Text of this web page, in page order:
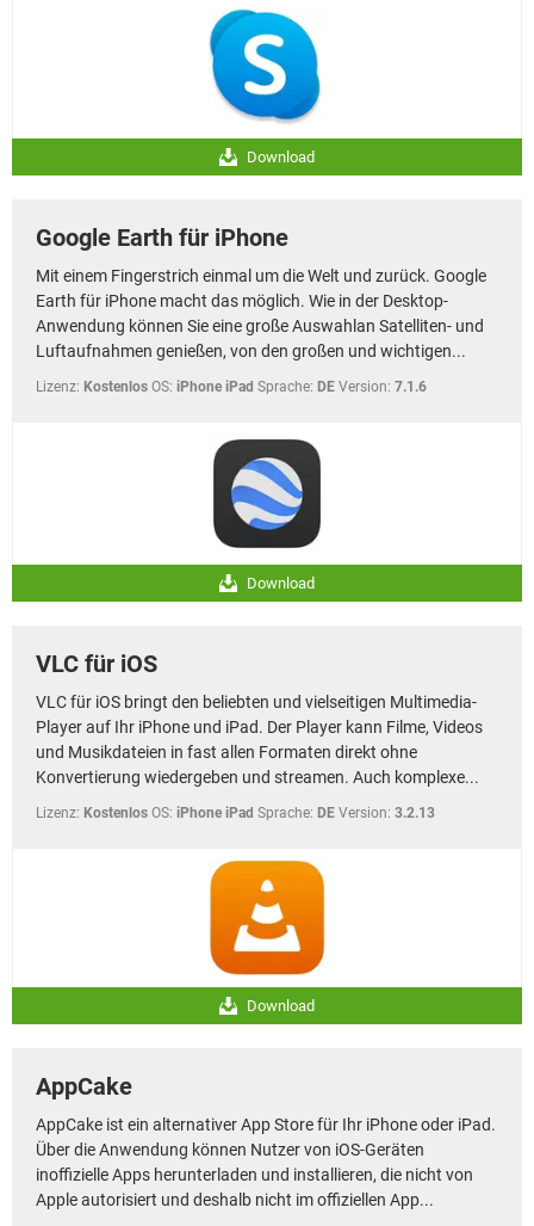
Download
Google Earth für iPhone
Mit einem Fingerstrich einmal um die Welt und zurück. Google
Earth für iPhone macht das möglich. Wie in der Desktop-
Anwendung können Sie eine große Auswahlan Satelliten- und
Luftaufnahmen genießen, von den großen und wichtigen...
Lizenz: Kostenlos OS: iPhone iPad Sprache: DE Version: 7.1.6
Download
VLC für iOS
VLC für iOS bringt den beliebten und vielseitigen Multimedia-
Player auf Ihr iPhone und iPad. Der Player kann Filme, Videos
und Musikdateien in fast allen Formaten direkt ohne
Konvertierung wiedergeben und streamen. Auch komplexe...
Lizenz: Kostenlos OS: iPhone iPad Sprache: DE Version: 3.2.13
Download
AppCake
AppCake ist ein alternativer App Store für Ihr iPhone oder iPad.
Über die Anwendung können Nutzer von iOS-Geräten
inoffizielle Apps herunterladen und installieren, die nicht von
Apple autorisiert und deshalb nicht im offiziellen App...